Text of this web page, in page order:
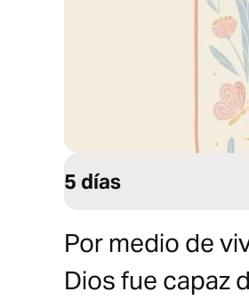
5 días
Por medio de
Dios fue capaz